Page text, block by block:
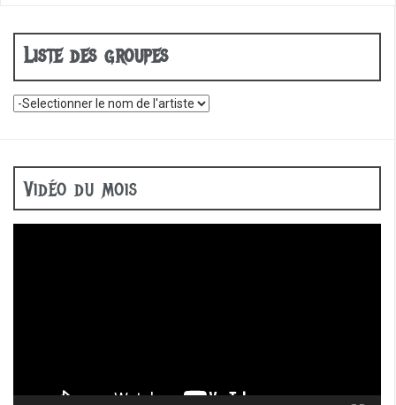
Liste des groupes
Vidéo du mois